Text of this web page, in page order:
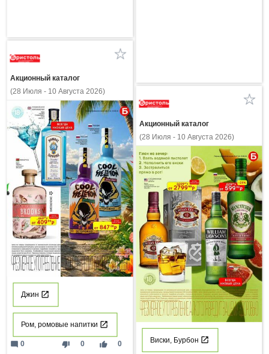
Акционный каталог
(28 Июля - 10 Августа 2026)
Джин
Ром, ромовые напитки
thumb_down 0 thumb_up 0
mode_comment 0
Акционный каталог
(28 Июля - 10 Августа 2026)
Виски, Бурбон